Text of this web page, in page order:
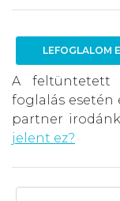
LEFOGLALOM
A feltüntetett
foglalás esetén
partner
jelent ez?